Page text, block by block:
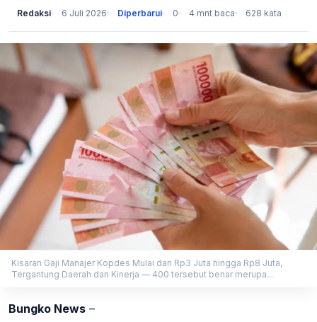
Redaksi 6 Juli 2026 Diperbarui 0 4 mnt baca 628 kata
Kisaran Gaji Manajer Kopdes Mulai dari Rp3 Juta hingga Rp8 Juta,
Tergantung Daerah dan Kinerja — 400 tersebut benar merupa...
Bungko News –